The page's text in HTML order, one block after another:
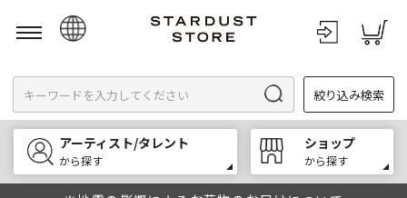
English
한국어
中文
絞り込み検索
アーティスト/タレント
から探す
ショップ
から探す